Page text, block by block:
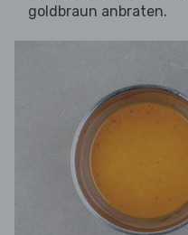
goldbraun anbraten.